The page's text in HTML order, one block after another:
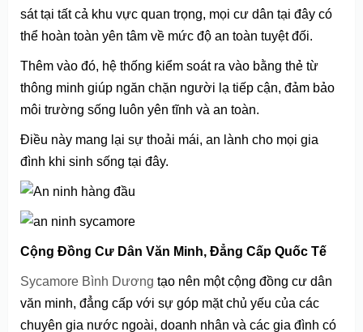
sát tại tất cả khu vực quan trọng, mọi cư dân tại đây có
thể hoàn toàn yên tâm về mức độ an toàn tuyệt đối.
Thêm vào đó, hệ thống kiểm soát ra vào bằng thẻ từ
thông minh giúp ngăn chặn người lạ tiếp cận, đảm bảo
môi trường sống luôn yên tĩnh và an toàn.
Điều này mang lại sự thoải mái, an lành cho mọi gia
đình khi sinh sống tại đây.
Cộng Đồng Cư Dân Văn Minh, Đẳng Cấp Quốc Tế
Sycamore Bình Dương tạo nên một cộng đồng cư dân
văn minh, đẳng cấp với sự góp mặt chủ yếu của các
chuyên gia nước ngoài, doanh nhân và các gia đình có